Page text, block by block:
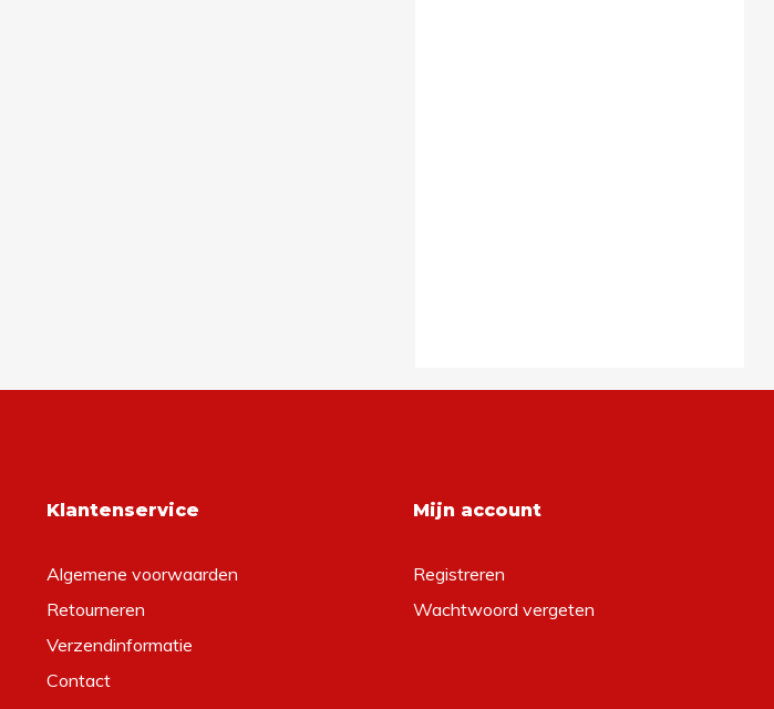
Klantenservice
Algemene voorwaarden
Retourneren
Verzendinformatie
Contact
Mijn account
Registreren
Wachtwoord vergeten